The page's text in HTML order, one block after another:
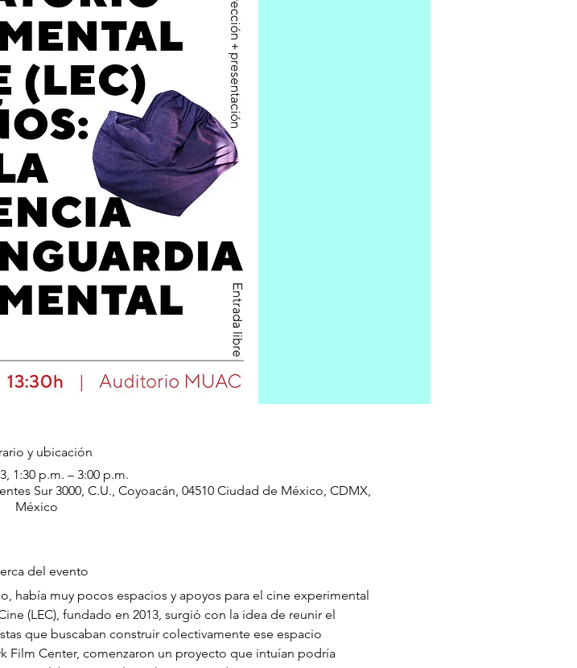
y ubicación
1:30 p.m. – 3:00 p.m.
Sur 3000, C.U., Coyoacán, 04510 Ciudad de México, CDMX,
México
del evento
había muy pocos espacios y apoyos para el cine experimental
(LEC), fundado en 2013, surgió con la idea de reunir el
que buscaban construir colectivamente ese espacio
Film Center, comenzaron un proyecto que intuían podría